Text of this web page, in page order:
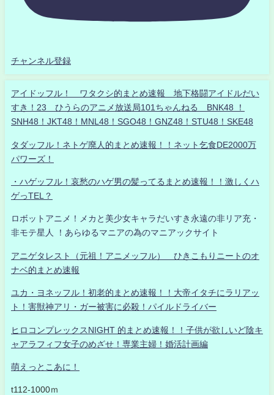
チャンネル登録
アイドッフル！ ワタクシ的まとめ速報 地下格闘アイドルだい
すき！23 ひうらのアニメ放送局101ちゃんねる BNK48 ！
SNH48！JKT48！MNL48！SGO48！GNZ48！STU48！SKE48
タダッフル！ネトゲ廃人的まとめ速報！！ネット乞食DE2000万
パワーズ！
・ハゲッフル！哀愁のハゲ男の髪ってるまとめ速報！！激しくハ
ゲっTEL？
ロボットアニメ！メカと美少女キャラだいすき永遠の非リア充・
非モテ星人 ！あらゆるマニアの為のマニアックサイト
アニゲタレスト（元祖！アニメッフル） ひきこもりニートのオ
ナベ的まとめ速報
ユカ・ヨネッフル！初老的まとめ速報！！大帝イタチにラリアッ
ト！害獣神アリ・ガー被害に必殺！パイルドライバー
ヒロコンプレックスNIGHT 的まとめ速報！！子供が欲しいど陰キ
ャアラフィフ女子のめざせ！専業主婦！婚活計画編
萌えっとこあに！
t112-1000ｍ